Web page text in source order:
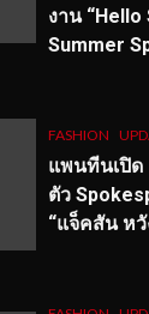
งาน “Hello
Summer
FASHION
แพนทีนเปิด
ตัว
“แจ็คสัน หวั